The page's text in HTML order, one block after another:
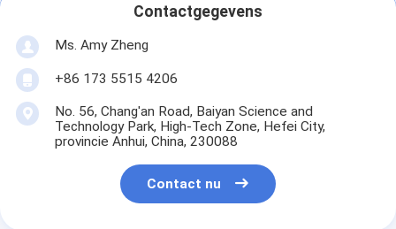
Contactgegevens
Ms. Amy Zheng
+86 173 5515 4206
No. 56, Chang'an Road, Baiyan Science and
Technology Park, High-Tech Zone, Hefei City,
provincie Anhui, China, 230088
Contact nu